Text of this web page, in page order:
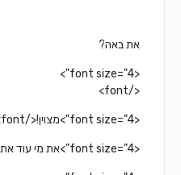
את באה?
<font size="4">
</font>
<font size="4">מצוין!</font>
<font size="4">את מי עוד את מזמינה איתך?</font>